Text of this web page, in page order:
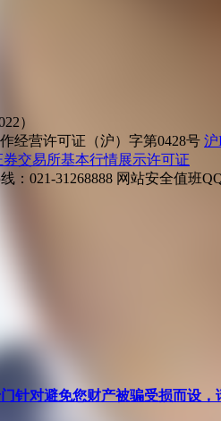
）
经营许可证（沪）字第0428号 沪
券交易所基本行情展示许可证
：021-31268888 网站安全值班
针对避免您财产被骗受损而设，